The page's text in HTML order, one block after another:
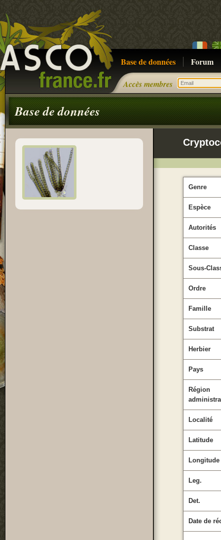
Base de données Forum
Accès membres
Base de données
Genre
Espèce
Autorités
Classe
Sous-
Ordre
Famille
Substrat
Herbier
Pays
Région
Localité
Latitude
Longitude
Leg.
Det.
Date de